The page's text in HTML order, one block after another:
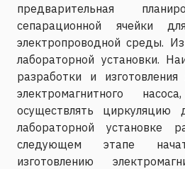
предварительная
сепарационной ячейки
электропроводной среды.
лабораторной установки.
разработки и
электромагнитного
осуществлять
лабораторной установке
следующем этапе
изготовлению